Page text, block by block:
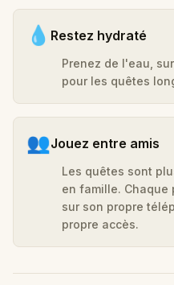
💧 Restez hydraté
Prenez de l'eau,
pour les quêtes
👥Jouez entre amis
Les quêtes sont
en famille.
sur son propre
propre accès.